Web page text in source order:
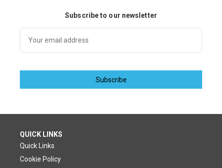
Subscribe to our newsletter
Subscribe
QUICK LINKS
Quick Links
Cookie Policy